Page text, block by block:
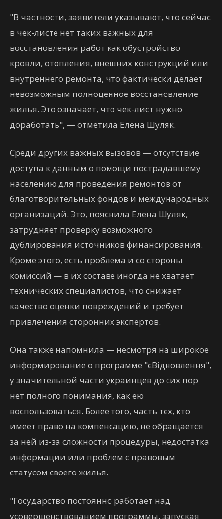
"В частности, заявители указывают, что сейчас
в чек-листе нет таких важных для
восстановления работ как обустройство
кровли, отопления, внешних конструкций или
внутреннего ремонта, что фактически делает
невозможным полноценное восстановление
жилья. Это означает, что чек-лист нужно
доработать", — отметила Елена Шуляк.
Среди других важных вызовов — отсутствие
доступа к данным о помощи пострадавшему
населению для проведения ремонтов от
благотворительных фондов и международных
организаций. Это, пояснила Елена Шуляк,
затрудняет проверку возможного
дублирования источников финансирования.
Кроме этого, есть проблема и со стороны
комиссий — в их составе иногда не хватает
технических специалистов, что снижает
качество оценки повреждений и требует
привлечения сторонних экспертов.
Она также напомнила — несмотря на широкое
информирование о программе "єВідновлення",
у значительной части украинцев до сих пор
нет полного понимания, как ею
воспользоваться. Более того, часть тех, кто
имеет право на компенсацию, не обращается
за ней из-за сложности процедуры, недостатка
информации или проблем с правовым
статусом своего жилья.
"Государство постоянно работает над
усовершенствованием программы, запуская